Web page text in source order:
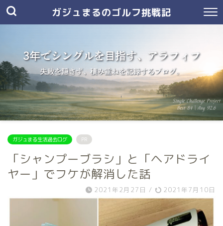
ガジュまるのゴルフ挑戦記
ガジュまる生活過去ログ PR
「シャンプーブラシ」と「ヘアドライ
ヤー」でフケが解消した話
2021年2月27日 / 2021年7月10日